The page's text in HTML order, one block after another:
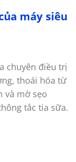
máy siêu
chuyên điều trị
thoái hóa từ
và mờ sẹo
tắc tia sữa.